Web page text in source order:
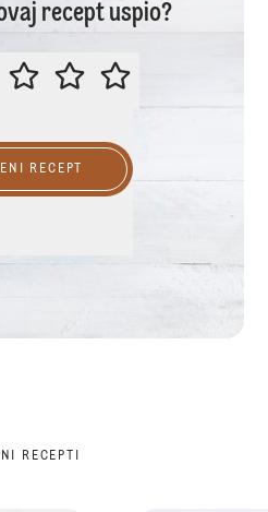
recept uspio?
OCIJENITE OVAJ RECEPT
RECEPT
RECEPTI